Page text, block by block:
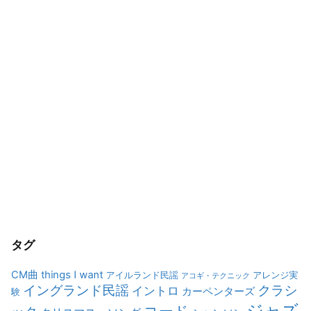
タグ
CM曲 things I want アイルランド民謡 アコギ・テクニック アレンジ実
験 イングランド民謡 イントロ カーペンターズ クラシ